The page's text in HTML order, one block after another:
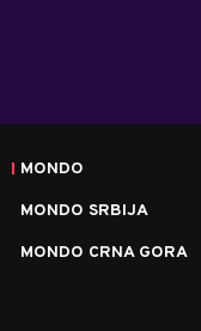
MONDO
MONDO SRBIJA
MONDO CRNA GORA